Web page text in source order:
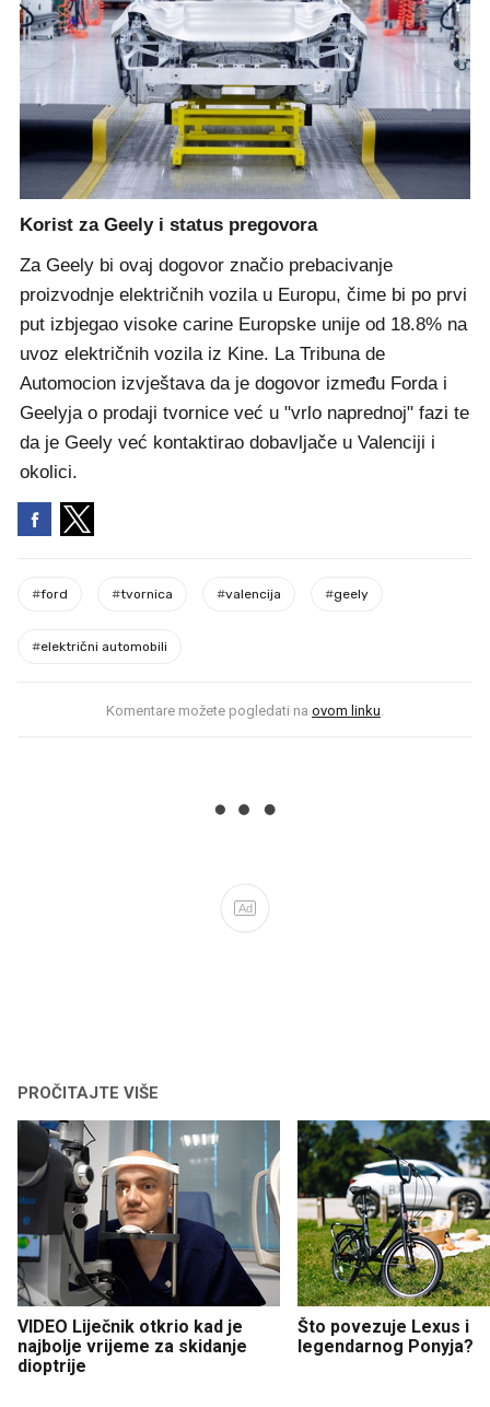
Korist za Geely i status pregovora
Za Geely bi ovaj dogovor značio prebacivanje
proizvodnje električnih vozila u Europu, čime bi po prvi
put izbjegao visoke carine Europske unije od 18.8% na
uvoz električnih vozila iz Kine. La Tribuna de
Automocion izvještava da je dogovor između Forda i
Geelyja o prodaji tvornice već u "vrlo naprednoj" fazi te
da je Geely već kontaktirao dobavljače u Valenciji i
okolici.
#ford #tvornica #valencija #geely
#električni automobili
Komentare možete pogledati na ovom linku
Ad
PROČITAJTE VIŠE
VIDEO Liječnik otkrio kad je
najbolje vrijeme za skidanje
dioptrije
Što povezuje Lexus i
legendarnog Ponyja?